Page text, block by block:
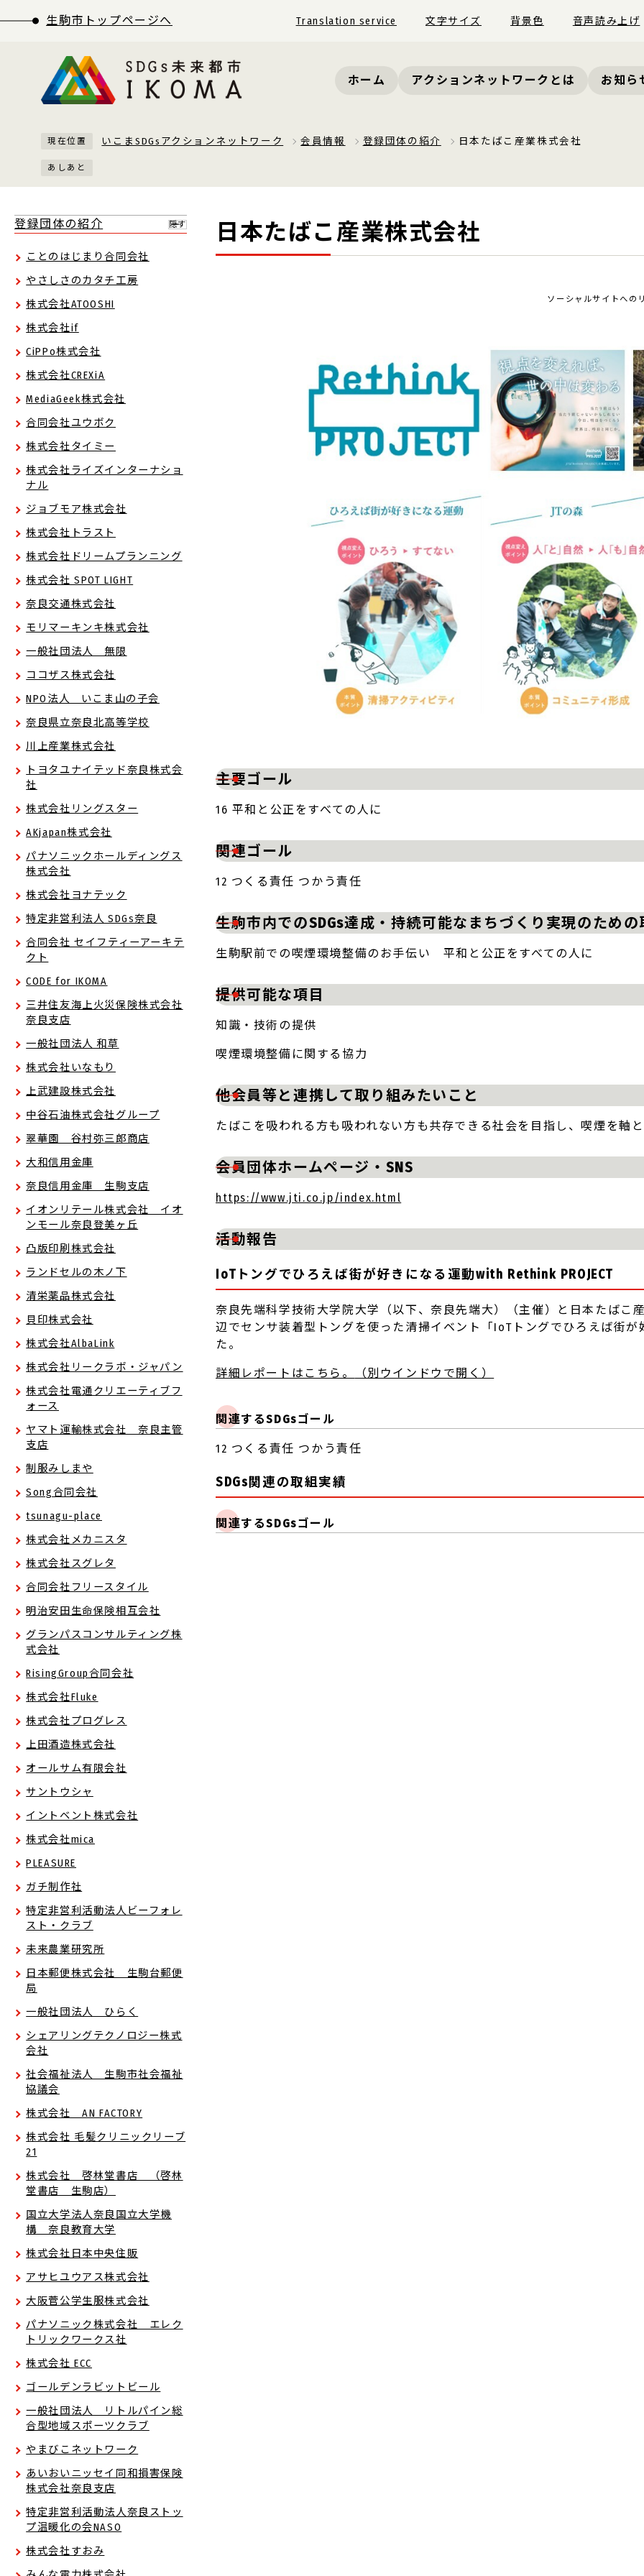
生駒市トップページへ Translation service 文字サイズ 背景色 音声読み上げ
ホーム アクションネットワークとは お知ら
現在位置 いこまSDGsアクションネットワーク 会員情報 登録団体の紹介 日本たばこ産業株式会社
あしあと
日本たばこ産業株式会社
ソーシャルサイトへの
主要ゴール
16 平和と公正をすべての人に
関連ゴール
12 つくる責任 つかう責任
生駒市内でのSDGs達成・持続可能なまちづくり実現のための
生駒駅前での喫煙環境整備のお手伝い 平和と公正をすべての人に
提供可能な項目
知識・技術の提供
喫煙環境整備に関する協力
他会員等と連携して取り組みたいこと
たばこを吸われる方も吸われない方も共存できる社会を目指し、喫煙を軸
会員団体ホームページ・SNS
https://www.jti.co.jp/index.html
活動報告
IoTトングでひろえば街が好きになる運動with Rethink PROJECT
奈良先端科学技術大学院大学（以下、奈良先端大）（主催）と日本たばこ
辺でセンサ装着型トングを使った清掃イベント「IoTトングでひろえば街が
た。
詳細レポートはこちら。 （別ウインドウで開く）
関連するSDGsゴール
12 つくる責任 つかう責任
SDGs関連の取組実績
関連するSDGsゴール
登録団体の紹介 隠す
ことのはじまり合同会社
やさしさのカタチ工房
株式会社ATOOSHI
株式会社if
CiPPo株式会社
株式会社CREXiA
MediaGeek株式会社
合同会社ユウボク
株式会社タイミー
株式会社ライズインターナショ
ナル
ジョブモア株式会社
株式会社トラスト
株式会社ドリームプランニング
株式会社 SPOT LIGHT
奈良交通株式会社
モリマーキンキ株式会社
一般社団法人 無限
ココザス株式会社
NPO法人 いこま山の子会
奈良県立奈良北高等学校
川上産業株式会社
トヨタユナイテッド奈良株式会
社
株式会社リングスター
AKjapan株式会社
パナソニックホールディングス
株式会社
株式会社ヨナテック
特定非営利法人 SDGs奈良
合同会社 セイフティーアーキテ
クト
CODE for IKOMA
三井住友海上火災保険株式会社
奈良支店
一般社団法人 和草
株式会社いなもり
上武建設株式会社
中谷石油株式会社グループ
翠華園 谷村弥三郎商店
大和信用金庫
奈良信用金庫 生駒支店
イオンリテール株式会社 イオ
ンモール奈良登美ヶ丘
凸版印刷株式会社
ランドセルの木ノ下
清栄薬品株式会社
貝印株式会社
株式会社AlbaLink
株式会社リークラボ・ジャパン
株式会社電通クリエーティブフ
ォース
ヤマト運輸株式会社 奈良主管
支店
制服みしまや
Song合同会社
tsunagu-place
株式会社メカニスタ
株式会社スグレタ
合同会社フリースタイル
明治安田生命保険相互会社
グランパスコンサルティング株
式会社
RisingGroup合同会社
株式会社Fluke
株式会社プログレス
上田酒造株式会社
オールサム有限会社
サントウシャ
イントベント株式会社
株式会社mica
PLEASURE
ガチ制作社
特定非営利活動法人ビーフォレ
スト・クラブ
未来農業研究所
日本郵便株式会社 生駒台郵便
局
一般社団法人 ひらく
シェアリングテクノロジー株式
会社
社会福祉法人 生駒市社会福祉
協議会
株式会社 AN FACTORY
株式会社 毛髪クリニックリーブ
21
株式会社 啓林堂書店 （啓林
堂書店 生駒店）
国立大学法人奈良国立大学機
構 奈良教育大学
株式会社日本中央住販
アサヒユウアス株式会社
大阪菅公学生服株式会社
パナソニック株式会社 エレク
トリックワークス社
株式会社 ECC
ゴールデンラビットビール
一般社団法人 リトルパイン総
合型地域スポーツクラブ
やまびこネットワーク
あいおいニッセイ同和損害保険
株式会社奈良支店
特定非営利活動法人奈良ストッ
プ温暖化の会NASO
株式会社すおみ